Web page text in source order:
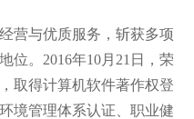
营与优质服务，斩获多项
位。2016年10月21日，荣
取得计算机软件著作权登
境管理体系认证、职业健